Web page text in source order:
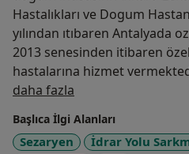
Hastalıkları ve Dogum Hastanesinde
yılından ıtıbaren Antalyada
2013 senesinden itibaren özel muayenehanesinde
hastalarına hizmet
daha fazla
Başlıca İlgi Alanları
Sezaryen İdrar Yolu